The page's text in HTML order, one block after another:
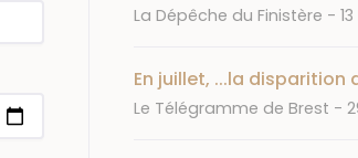
Journal
La Dépêche du Finistère
En juillet, ...la
Journal
Le Télégramme de Brest